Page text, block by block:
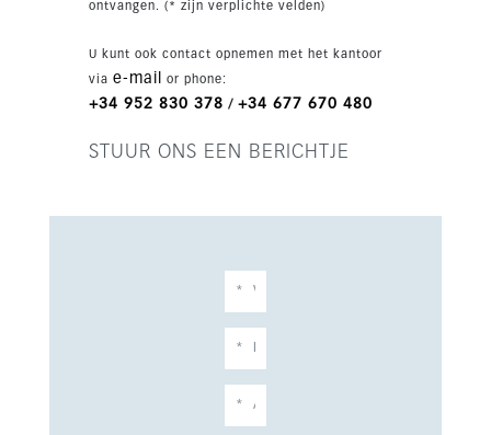
ontvangen. (* zijn verplichte velden)
U kunt ook contact opnemen met het kantoor
via e-mail or phone:
+34 952 830 378 / +34 677 670 480
STUUR ONS EEN BERICHTJE